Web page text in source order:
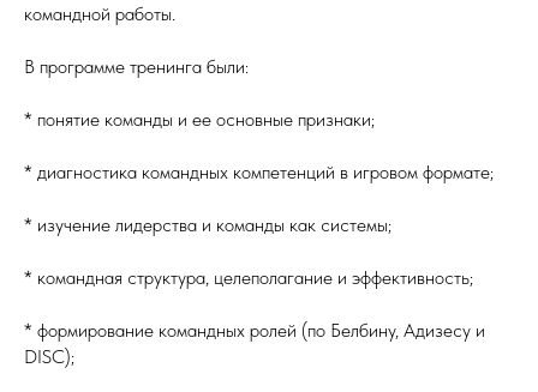
командной работы.
В программе тренинга были:
* понятие команды и ее основные признаки;
* диагностика командных компетенций в игровом формате;
* изучение лидерства и команды как системы;
* командная структура, целеполагание и эффективность;
* формирование командных ролей (по Белбину, Адизесу и
DISC);